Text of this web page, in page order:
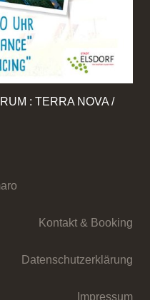
: TERRA NOVA /
Kontakt & Booking
Datenschutzerklärung
Impressum